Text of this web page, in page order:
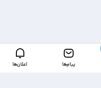
پیام‌ها اعلان‌ها